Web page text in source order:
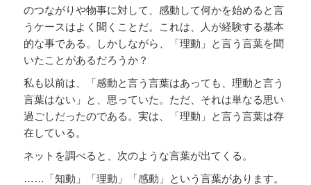
のつながりや物事に対して、感動して何かを始めると言
うケースはよく聞くことだ。これは、人が経験する基本
的な事である。しかしながら、「理動」と言う言葉を聞
いたことがあるだろうか？
私も以前は、「感動と言う言葉はあっても、理動と言う
言葉はない」と、思っていた。ただ、それは単なる思い
過ごしだったのである。実は、「理動」と言う言葉は存
在している。
ネットを調べると、次のような言葉が出てくる。
……「知動」「理動」「感動」という言葉があります。